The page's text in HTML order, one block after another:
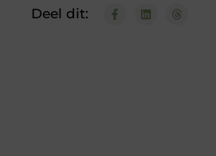
Deel dit: